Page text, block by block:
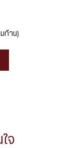
ก้าน)
จ